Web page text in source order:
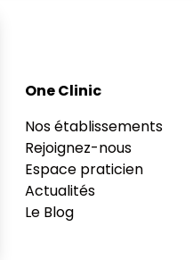
One Clinic
Nos établissements
Rejoignez-nous
Espace praticien
Actualités
Le Blog